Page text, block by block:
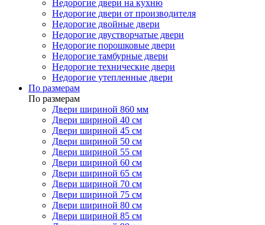
Недорогие двери на кухню
Недорогие двери от производителя
Недорогие двойные двери
Недорогие двустворчатые двери
Недорогие порошковые двери
Недорогие тамбурные двери
Недорогие технические двери
Недорогие утепленные двери
По размерам
По размерам
Двери шириной 860 мм
Двери шириной 40 см
Двери шириной 45 см
Двери шириной 50 см
Двери шириной 55 см
Двери шириной 60 см
Двери шириной 65 см
Двери шириной 70 см
Двери шириной 75 см
Двери шириной 80 см
Двери шириной 85 см